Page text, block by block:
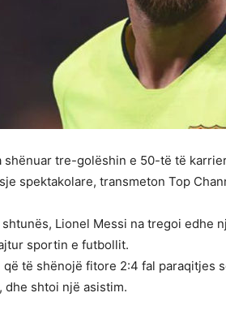
shënuar tre-golëshin e 50-të të
spektakolare, transmeton Top
Lionel Messi na tregoi edhe
sportin e futbollit.
që të shënojë fitore 2:4 fal paraqitjes
dhe shtoi një asistim.